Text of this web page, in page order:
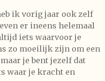
ik vorig jaar ook zelf
er ineens helemaal
iets waarvoor je
zo moeilijk zijn om een
je bent jezelf dat
waar je kracht en